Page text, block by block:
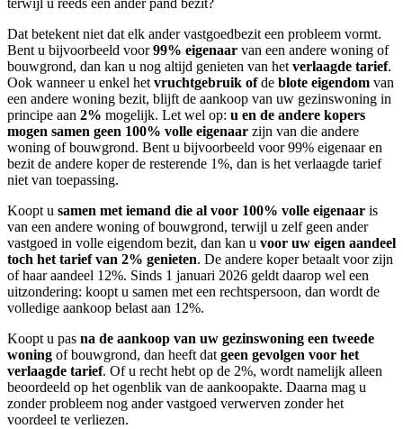
Dat betekent niet dat elk ander vastgoedbezit een probleem vormt.
Bent u bijvoorbeeld voor99% eigenaar van een andere woning of
bouwgrond, dan kan u nog altijd genieten van het verlaagde tarief.
Ook wanneer u enkel het vruchtgebruik ofde blote eigendom van
een andere woning bezit, blijft de aankoop van uw gezinswoning in
principe aan 2% mogelijk. Let wel op: u en de andere kopers
mogen samen geen 100% volle eigenaar zijn van die andere
woning of bouwgrond. Bent u bijvoorbeeld voor 99% eigenaar en
bezit de andere koper de resterende 1%, dan is het verlaagde tarief
niet van toepassing.
Koopt u samen met iemand die al voor 100% volle eigenaar is
van een andere woning of bouwgrond, terwijl u zelf geen ander
vastgoed in volle eigendom bezit, dan kan u voor uw eigen aandeel
toch het tarief van 2% genieten. De andere koper betaalt voor zijn
of haar aandeel 12%. Sinds 1 januari 2026 geldt daarop wel een
uitzondering: koopt u samen met een rechtspersoon, dan wordt de
volledige aankoop belast aan 12%.
Koopt u pas na de aankoop van uw gezinswoning een tweede
woning of bouwgrond, dan heeft dat geen gevolgen voor het
verlaagde tarief. Of u recht hebt op de 2%, wordt namelijk alleen
beoordeeld op het ogenblik van de aankoopakte. Daarna mag u
zonder probleem nog ander vastgoed verwerven zonder het
voordeel te verliezen.